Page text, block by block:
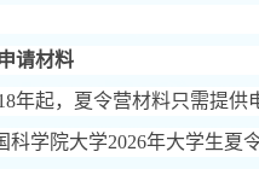
请材料
年起，夏令营材料只需提供
科学院大学2026年大学生夏